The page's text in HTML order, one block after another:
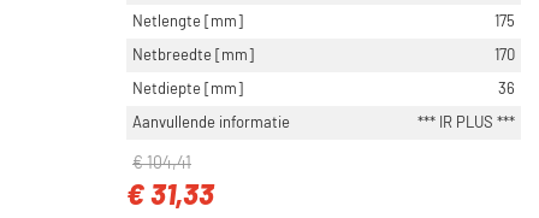
Netlengte [mm]
175
Netbreedte [mm]
170
Netdiepte [mm]
36
Aanvullende informatie
*** IR PLUS ***
€ 104,41
€ 31,33